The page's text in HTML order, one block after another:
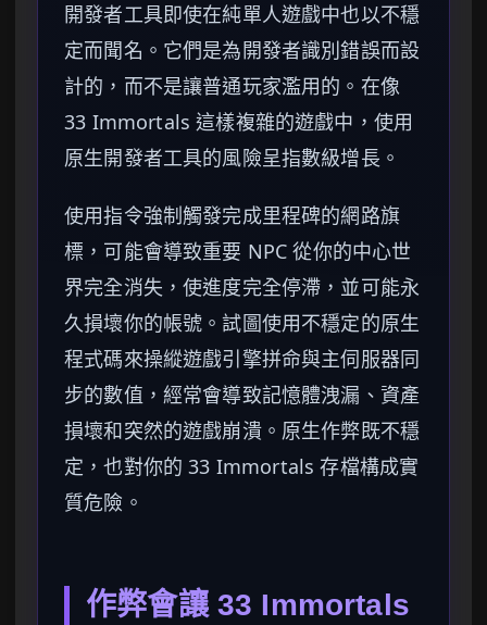
開發者工具即使在純單人遊戲中也以不穩
定而聞名。它們是為開發者識別錯誤而設
計的，而不是讓普通玩家濫用的。在像
33 Immortals 這樣複雜的遊戲中，使用
原生開發者工具的風險呈指數級增長。
使用指令強制觸發完成里程碑的網路旗
標，可能會導致重要 NPC 從你的中心世
界完全消失，使進度完全停滯，並可能永
久損壞你的帳號。試圖使用不穩定的原生
程式碼來操縱遊戲引擎拼命與主伺服器同
步的數值，經常會導致記憶體洩漏、資產
損壞和突然的遊戲崩潰。原生作弊既不穩
定，也對你的 33 Immortals 存檔構成實
質危險。
作弊會讓 33 Immortals